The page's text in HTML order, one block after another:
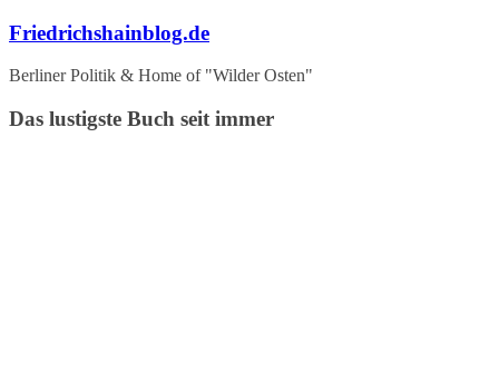
Zum
springen
Friedrichshainblog.de
Berliner Politik & Home of "Wilder Osten"
Das lustigste Buch seit immer